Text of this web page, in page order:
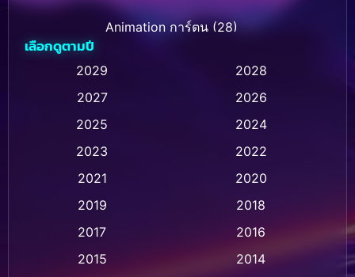
Animation การ์ตูน (28)
Animation การ์ตูน (237)
Animation การ์ตูน (32)
Animation แอนิเมชั่น (1)
Animation แอนิเมชัน (1)
เลือกดูตามปี
2029
2028
2027
2026
2025
2024
2023
2022
2021
2020
2019
2018
2017
2016
2015
2014